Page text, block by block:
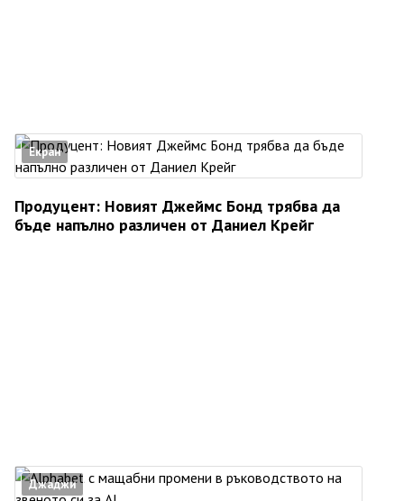
Екран
Продуцент: Новият Джеймс Бонд трябва да
бъде напълно различен от Даниел Крейг
Джаджи